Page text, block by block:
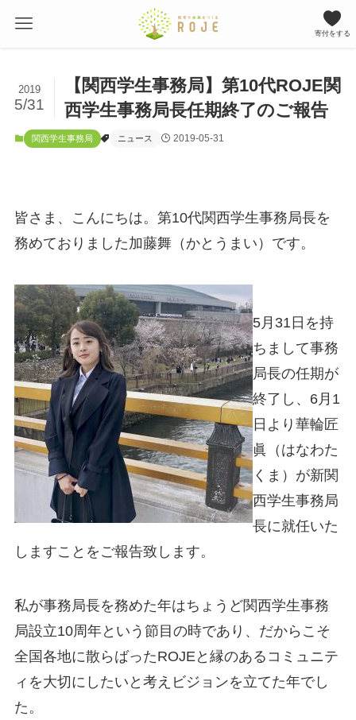
寄付をする
【関西学生事務局】第10代ROJE関
西学生事務局長任期終了のご報告
2019
5/31
関西学生事務局 ニュース 2019-05-31
皆さま、こんにちは。第10代関西学生事務局長を
務めておりました加藤舞（かとうまい）です。
5月31日を持
ちまして事務
局長の任期が
終了し、6月1
日より華輪匠
眞（はなわた
くま）が新関
西学生事務局
長に就任いた
しますことをご報告致します。
私が事務局長を務めた年はちょうど関西学生事務
局設立10周年という節目の時であり、だからこそ
全国各地に散らばったROJEと縁のあるコミュニテ
ィを大切にしたいと考えビジョンを立てた年でし
た。